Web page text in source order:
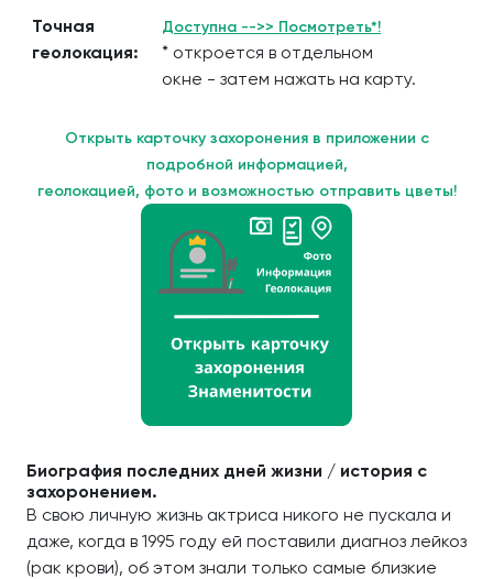
Точная
геолокация:
Доступна -->> Посмотреть*!
* откроется в отдельном
окне - затем нажать на карту.
Открыть карточку захоронения в приложении с
подробной информацией,
геолокацией, фото и возможностью отправить цветы!
Биография последних дней жизни / история с
захоронением.
В свою личную жизнь актриса никого не пускала и
даже, когда в 1995 году ей поставили диагноз лейкоз
(рак крови), об этом знали только самые близкие